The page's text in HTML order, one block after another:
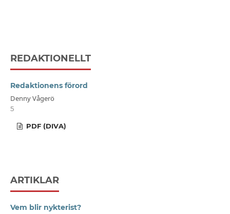
REDAKTIONELLT
Redaktionens förord
Denny Vågerö
5
PDF (DIVA)
ARTIKLAR
Vem blir nykterist?